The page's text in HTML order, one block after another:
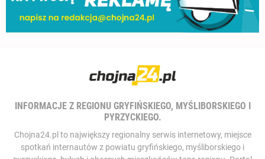
INFORMACJE Z REGIONU GRYFIŃSKIEGO, MYŚLIBORSKIEGO I
PYRZYCKIEGO.
Chojna24.pl to największy regionalny serwis internetowy, miejsce
spotkań internautów z powiatu gryfińskiego, myśliborskiego i